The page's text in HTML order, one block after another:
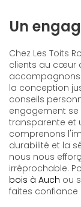
Un
Chez Les Toits
clients au cœur
la conception
conseils
engagement
transparente et
comprenons
durabilité et la
nous nous
irréprochable.
bois à Auch ou
faites confiance